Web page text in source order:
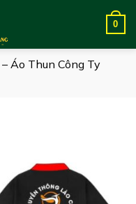
0
– Áo Thun Công Ty